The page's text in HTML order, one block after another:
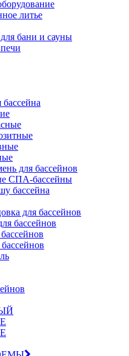
литье
бани и сауны
для бассейнов
СПА-бассейны
бассейна
для бассейнов
бассейнов